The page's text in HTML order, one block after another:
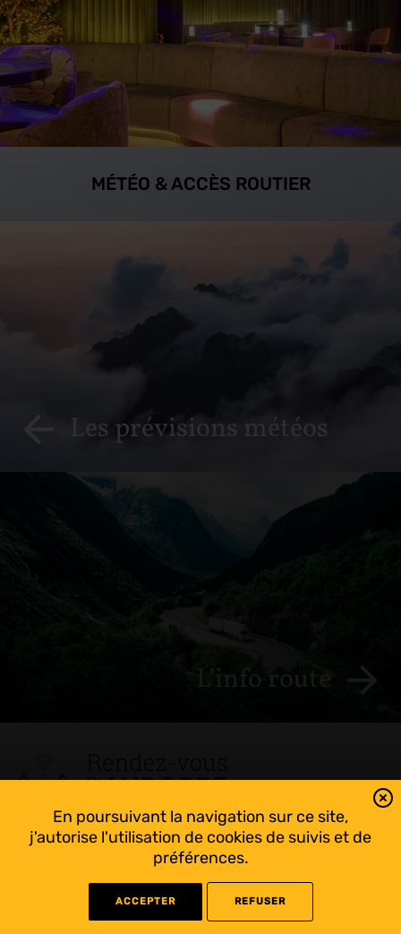
En poursuivant la navigation sur ce site,
j'autorise l'utilisation de cookies de suivis et de
préférences.
ACCEPTER REFUSER
MÉTÉO & ACCÈS ROUTIER
Les prévisions météos
L’info route
Tout suivre sur l’Andorre!
Facebook